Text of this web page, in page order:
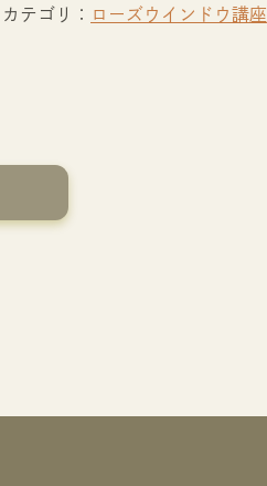
カテゴリ： ローズウインドウ講座